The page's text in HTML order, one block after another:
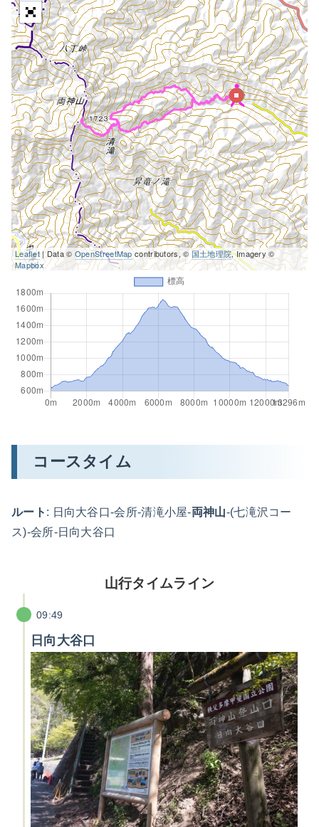
Leaflet| Data ©OpenStreetMapcontributors, © 国土地理院, Imagery ©
Mapbox
コースタイム
ルート : 日向大谷口-会所-清滝小屋-両神山-(七滝沢コー
ス)-会所-日向大谷口
山行タイムライン
09:49
日向大谷口